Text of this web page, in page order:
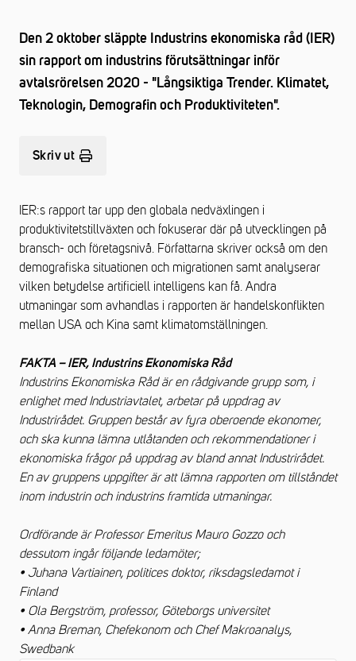
Den 2 oktober släppte Industrins ekonomiska råd (IER)
sin rapport om industrins förutsättningar inför
avtalsrörelsen 2020 - "Långsiktiga Trender. Klimatet,
Teknologin, Demografin och Produktiviteten".
Skriv ut
IER:s rapport tar upp den globala nedväxlingen i
produktivitetstillväxten och fokuserar där på utvecklingen på
bransch- och företagsnivå. Författarna skriver också om den
demografiska situationen och migrationen samt analyserar
vilken betydelse artificiell intelligens kan få. Andra
utmaningar som avhandlas i rapporten är handelskonflikten
mellan USA och Kina samt klimatomställningen.
FAKTA – IER, Industrins Ekonomiska Råd
Industrins Ekonomiska Råd är en rådgivande grupp som, i
enlighet med Industriavtalet, arbetar på uppdrag av
Industrirådet. Gruppen består av fyra oberoende ekonomer,
och ska kunna lämna utlåtanden och rekommendationer i
ekonomiska frågor på uppdrag av bland annat Industrirådet.
En av gruppens uppgifter är att lämna rapporten om tillståndet
inom industrin och industrins framtida utmaningar.
Ordförande är Professor Emeritus Mauro Gozzo och
dessutom ingår följande ledamöter;
• Juhana Vartiainen, politices doktor, riksdagsledamot i
Finland
• Ola Bergström, professor, Göteborgs universitet
• Anna Breman, Chefekonom och Chef Makroanalys,
Swedbank